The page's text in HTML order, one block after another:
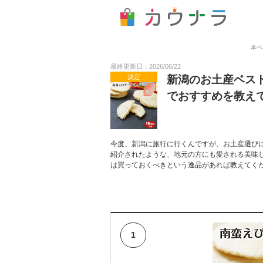
本
最終更新日：2026/06/22
決定
新潟のお土産ベス
でおすすめを教え
今度、新潟に旅行に行くんですが、お土産選
紹介されたような、地元の方にも愛される美
は買っておくべきという逸品があれば教えてく
1